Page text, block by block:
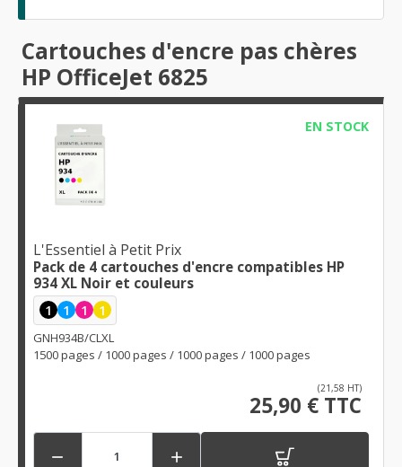
Cartouches d'encre pas chères
HP OfficeJet 6825
EN STOCK
L'Essentiel à Petit Prix
Pack de 4 cartouches d'encre compatibles HP
934 XL Noir et couleurs
1 1 1 1
GNH934B/CLXL
1500 pages / 1000 pages / 1000 pages / 1000 pages
(21,58 HT)
25,90 € TTC
 